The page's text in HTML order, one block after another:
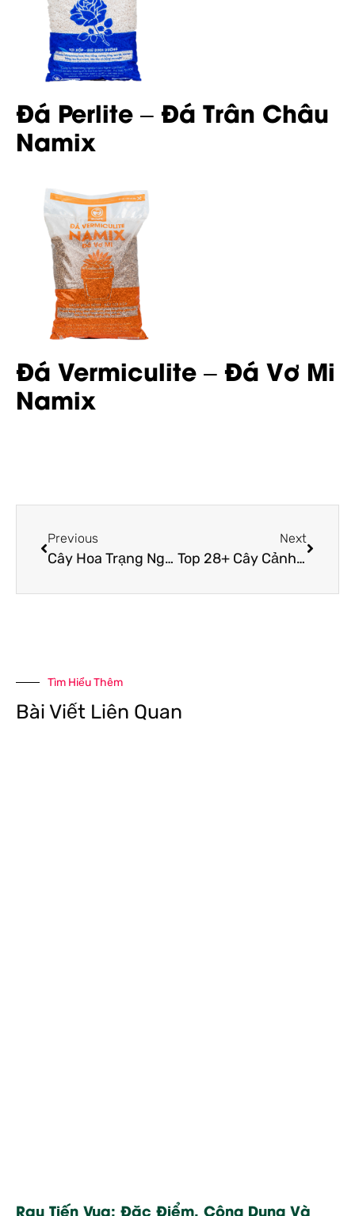
Đá Perlite – Đá Trân Châu
Namix
Đá Vermiculite – Đá Vơ Mi
Namix
Previous
Cây Hoa Trạng Nguyên – Cây Cảnh Lá Đỏ, Tốt Cho Phong Thuỷ
Next
Top 28+ Cây Cảnh Trồng Trong Nhà Đẹp, Có Phong Thủy Tốt
Tìm Hiểu Thêm
Bài Viết Liên Quan
Rau Tiến Vua: Đặc Điểm, Công Dụng Và